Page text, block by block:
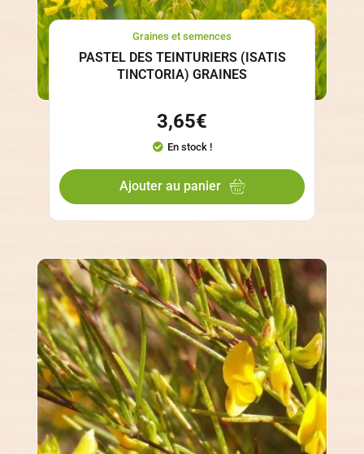
Graines et semences
PASTEL DES TEINTURIERS (ISATIS
TINCTORIA) GRAINES
3,65€
En stock !
Ajouter au panier